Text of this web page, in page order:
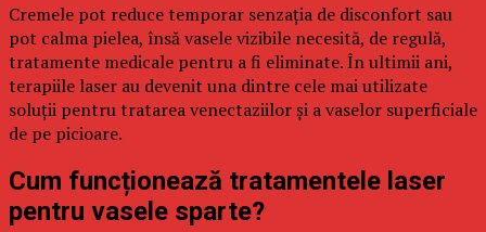
Cremele pot reduce temporar senzația de disconfort sau
pot calma pielea, însă vasele vizibile necesită, de regulă,
tratamente medicale pentru a fi eliminate. În ultimii ani,
terapiile laser au devenit una dintre cele mai utilizate
soluții pentru tratarea venectaziilor și a vaselor superficiale
de pe picioare.
Cum funcționează tratamentele laser
pentru vasele sparte?